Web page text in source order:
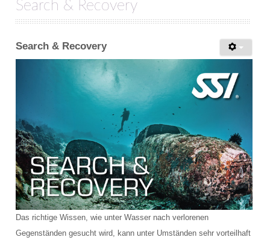
Search & Recovery
Search & Recovery
Das richtige Wissen, wie unter Wasser nach verlorenen
Gegenständen gesucht wird, kann unter Umständen sehr vorteilhaft